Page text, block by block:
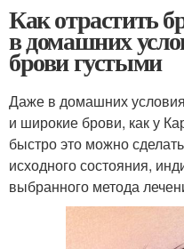
Как отрастить
в домашних
брови густыми
Даже в домашних
и широкие брови, как у
быстро это можно
исходного состояния,
выбранного метода